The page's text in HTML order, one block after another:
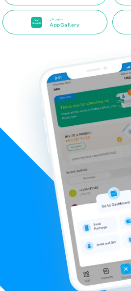
متوفر على
AppGallery